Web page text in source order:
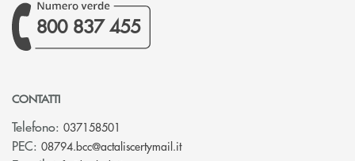
800 837 455
CONTATTI
Telefono: 037158501
PEC: 08794.bcc@actaliscertymail.it(si apre l’app di posta